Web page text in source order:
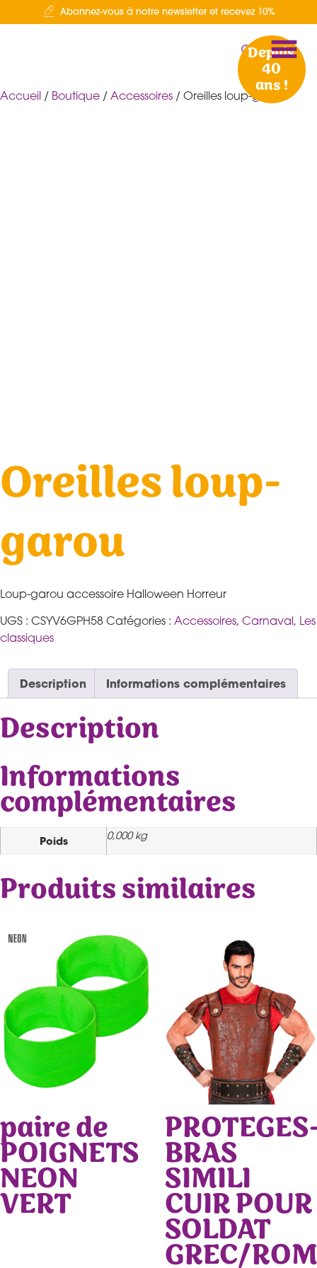
Abonnez-vous à notre newsletter et recevez 10%
Depuis
40
ans !
Accueil / Boutique / Accessoires / Oreilles loup-garou
Oreilles loup-
garou
Loup-garou accessoire Halloween Horreur
UGS : CSYV6GPH58 Catégories : Accessoires, Carnaval, Les
classiques
Description Informations complémentaires
Description
Informations
complémentaires
Poids 0,000 kg
Produits similaires
paire de
POIGNETS
NEON
VERT
BRAS
SIMILI
CUIR POUR
SOLDAT
GREC/